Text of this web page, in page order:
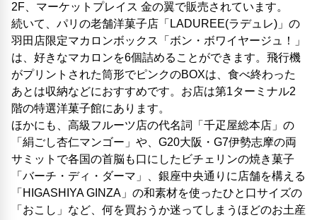
2F、マーケットプレイス 金の翼で販売されています。
続いて、パリの老舗洋菓子店「LADUREE(ラデュレ)」の
羽田店限定マカロンボックス「ボン・ボワイヤージュ！」
は、好きなマカロンを6個詰めることができます。飛行機
がプリントされた筒形でピンクのBOXは、食べ終わった
あとは収納などにおすすめです。お店は第1ターミナル2
階の特選洋菓子館にあります。
ほかにも、高級フルーツ店の代名詞「千疋屋総本店」の
「絹ごし杏仁マンゴー」や、G20大阪・G7伊勢志摩の両
サミットで各国の首脳も口にしたビチェリンの焼き菓子
「バーチ・ディ・ダーマ」、銀座中央通りに店舗を構える
「HIGASHIYA GINZA」の和素材を使ったひと口サイズの
「おこし」など、何を買おうか迷ってしまうほどのお土産